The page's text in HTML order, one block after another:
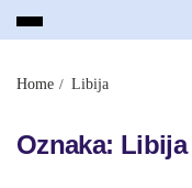
Home Libija
Oznaka: Libija